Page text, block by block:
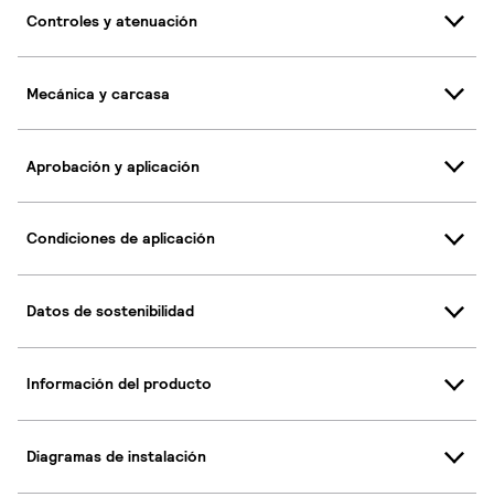
Controles y atenuación
Mecánica y carcasa
Aprobación y aplicación
Condiciones de aplicación
Datos de sostenibilidad
Información del producto
Diagramas de instalación